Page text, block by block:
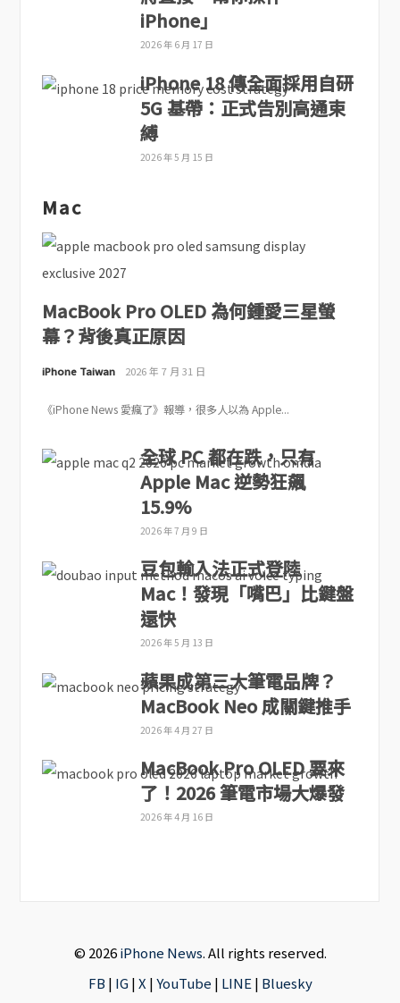
iPhone」
2026 年 6 月 17 日
iPhone 18 傳全面採用自研
5G 基帶：正式告別高通束
縛
2026 年 5 月 15 日
Mac
MacBook Pro OLED 為何鍾愛三星螢
幕？背後真正原因
iPhone Taiwan 2026 年 7 月 31 日
《iPhone News 愛瘋了》報導，很多人以為 Apple...
全球 PC 都在跌，只有
Apple Mac 逆勢狂飆
15.9%
2026 年 7 月 9 日
豆包輸入法正式登陸
Mac！發現「嘴巴」比鍵盤
還快
2026 年 5 月 13 日
蘋果成第三大筆電品牌？
MacBook Neo 成關鍵推手
2026 年 4 月 27 日
MacBook Pro OLED 要來
了！2026 筆電市場大爆發
2026 年 4 月 16 日
© 2026iPhone News. All rights reserved.
FB | IG|X |YouTube | LINE | Bluesky